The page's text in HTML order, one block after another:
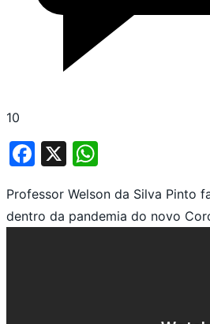
10
Facebook
X
Professor Welson da Silva Pinto
dentro da pandemia do novo